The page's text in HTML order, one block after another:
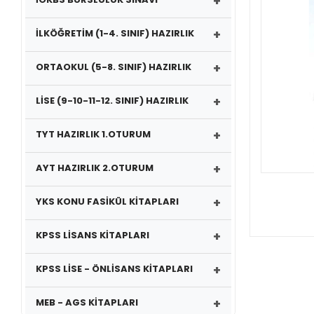
İLKÖĞRETİM (1-4. SINIF) HAZIRLIK +
ORTAOKUL (5-8. SINIF) HAZIRLIK +
LİSE (9-10-11-12. SINIF) HAZIRLIK +
TYT HAZIRLIK 1.OTURUM +
AYT HAZIRLIK 2.OTURUM +
YKS KONU FASİKÜL KİTAPLARI +
KPSS LİSANS KİTAPLARI +
KPSS LİSE - ÖNLİSANS KİTAPLARI +
MEB - AGS KİTAPLARI +